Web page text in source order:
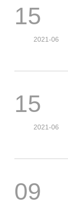
15
2021-06
15
2021-06
09